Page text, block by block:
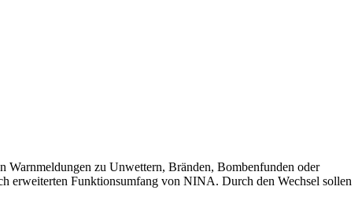
zu Unwettern, Bränden, Bombenfunden oder
erweiterten Funktionsumfang von NINA. Durch den Wechsel sollen